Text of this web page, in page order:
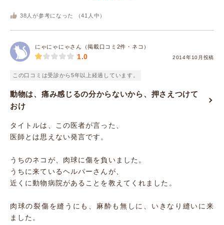
38 人が参考になった （41 人中）
にゃにゃにゃさん（掲載口コミ2件・ネコ）
2014年10月投稿
1.0
この口コミは受診から5年以上経過しています。
動物は、痛み感じるの分からないから、押さえつけて
おけ
タイトルは、この医者が言った、
医師とは思えない発言です。
うちのネコが、肉球に傷を負いました。
うちに来ているヘルパーさんが、
近くに動物病院があることを教えてくれました。
肉球の裂傷を縫うにも、麻酔も無しに、いきなり縫いに来
ました。